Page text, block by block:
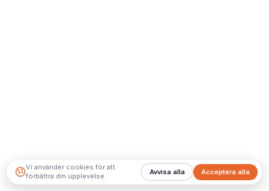
Vi använder cookies för att
förbättra din upplevelse.
Acceptera alla
Avvisa alla